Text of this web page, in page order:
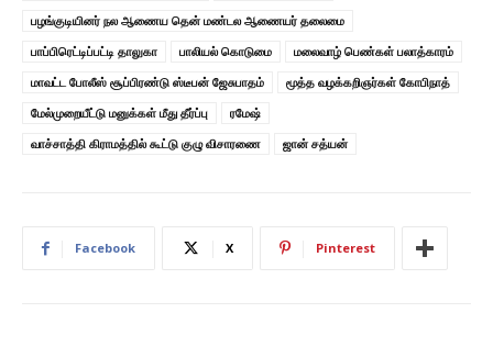
பழங்குடியினர் நல ஆணைய தென் மண்டல ஆணையர் தலைமை
பாப்பிரெட்டிப்பட்டி தாலுகா
பாலியல் கொடுமை
மலைவாழ் பெண்கள் பலாத்காரம்
மாவட்ட போலீஸ் சூப்பிரண்டு ஸ்டீபன் ஜேசுபாதம்
மூத்த வழக்கறிஞர்கள் கோபிநாத்
மேல்முறையீட்டு மனுக்கள் மீது தீர்ப்பு
ரமேஷ்
வாச்சாத்தி கிராமத்தில் கூட்டு குழு விசாரணை
ஜான் சத்யன்
Facebook X Pinterest